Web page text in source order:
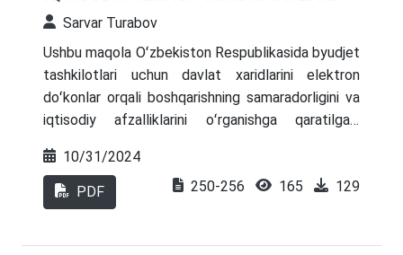
Sarvar Turabov
Ushbu maqola Oʻzbekiston Respublikasida byudjet
tashkilotlari uchun davlat xaridlarini elektron
doʻkonlar orqali boshqarishning samaradorligini va
iqtisodiy afzalliklarini oʻrganishga qaratilgan.
elektronlashtirishning asosiy maqsadlari –
korrupsiyani kamaytirish, byudjet mablagʻlaridan
tejamkor foydalanish va xarid jarayonining
10/31/2024
PDF 250-256 165 129